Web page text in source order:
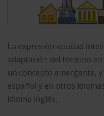
La expresión «ciudad
adaptación del término
un concepto emergente,
español y en otros
idioma inglés,